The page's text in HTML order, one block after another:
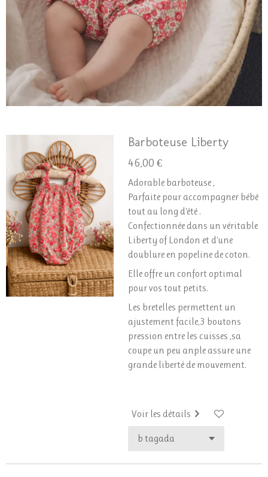
Barboteuse Liberty
46,00 €
Adorable barboteuse ,
Parfaite pour accompagner bébé
tout au long d'été .
Confectionnée dans un véritable
Liberty of London et d'une
doublure en popeline de coton.
Elle offre un confort optimal
pour vos tout petits.
Les bretelles permettent un
ajustement facile,3 boutons
pression entre les cuisses ,sa
coupe un peu anple assure une
grande liberté de mouvement.
Voir les détails